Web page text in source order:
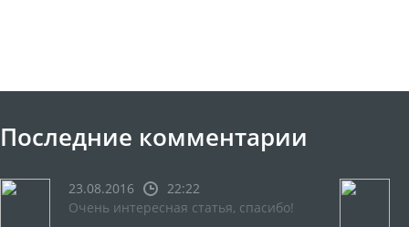
Последние комментарии
23.08.2016
22:22
Очень интересная статья, спасибо!